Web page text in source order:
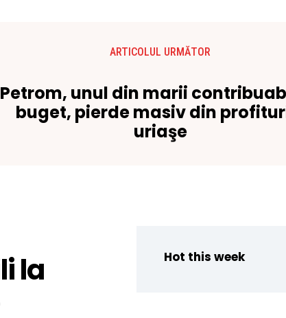
ARTICOLUL URMĂTOR
Petrom, unul din marii
buget, pierde masiv din
uriaşe